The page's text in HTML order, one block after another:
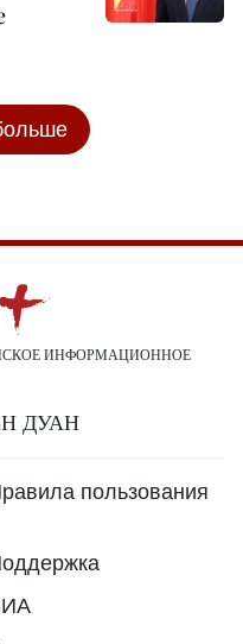
ИНФОРМАЦИОННОЕ
ДУАН
пользования